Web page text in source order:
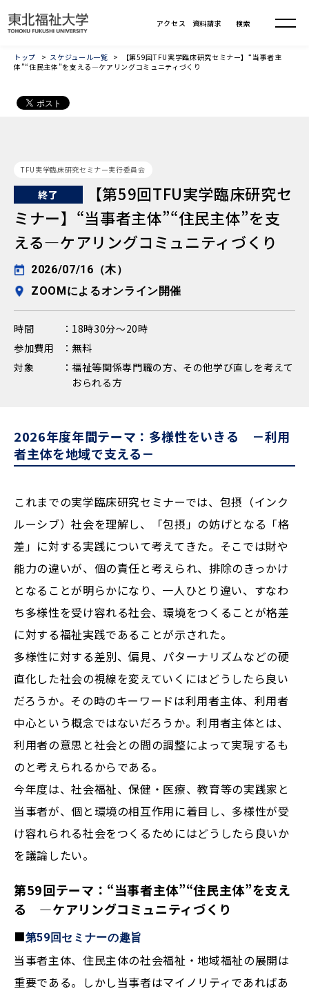
トップ スケジュール一覧
【第59回TFU実学臨床研究セミナー】“当事者主
体”“住民主体”を支える—ケアリングコミュニティづくり
TFU実学臨床研究セミナー実行委員会
終了
【第59回TFU実学臨床研究セ
ミナー】“当事者主体”“住民主体”を支
える—ケアリングコミュニティづくり
2026/07/16（木）
ZOOMによるオンライン開催
時間
18時30分～20時
参加費用
無料
対象
福祉等関係専門職の方、その他学び直しを考えて
おられる方
2026年度年間テーマ：多様性をいきる －利用
者主体を地域で支える－
これまでの実学臨床研究セミナーでは、包摂（インク
ルーシブ）社会を理解し、「包摂」の妨げとなる「格
差」に対する実践について考えてきた。そこでは財や
能力の違いが、個の責任と考えられ、排除のきっかけ
となることが明らかになり、一人ひとり違い、すなわ
ち多様性を受け容れる社会、環境をつくることが格差
に対する福祉実践であることが示された。
多様性に対する差別、偏見、パターナリズムなどの硬
直化した社会の視線を変えていくにはどうしたら良い
だろうか。その時のキーワードは利用者主体、利用者
中心という概念ではないだろうか。利用者主体とは、
利用者の意思と社会との間の調整によって実現するも
のと考えられるからである。
今年度は、社会福祉、保健・医療、教育等の実践家と
当事者が、個と環境の相互作用に着目し、多様性が受
け容れられる社会をつくるためにはどうしたら良いか
を議論したい。
第59回テーマ：“当事者主体”“住民主体”を支え
る —ケアリングコミュニティづくり
■第59回セミナーの趣旨
当事者主体、住民主体の社会福祉・地域福祉の展開は
重要である。しかし当事者はマイノリティであればあ